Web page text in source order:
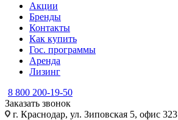
Акции
Бренды
Контакты
Как купить
Гос. программы
Аренда
Лизинг
8 800 200-19-50
Заказать звонок
г. Краснодар, ул. Зиповская 5, офис 323